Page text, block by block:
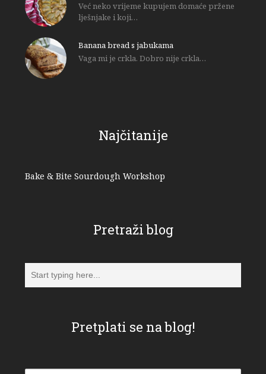
Već neko vrijeme kupujem domaće pržene
lješnjake i koji…
Banana bread s jabukama
Vaga mi je crkla. Dobro nije crkla…
Najčitanije
Bake & Bite Sourdough Workshop
Pretraži blog
Pretplati se na blog!